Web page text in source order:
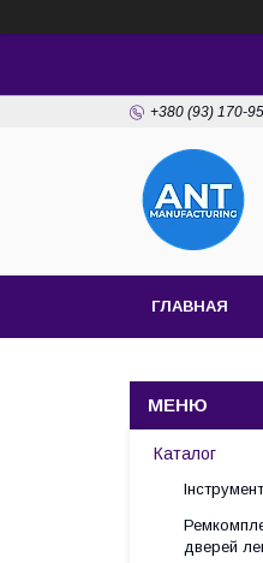
+380 (93) 170-
ГЛАВНАЯ
Каталог
Інструмент
дверей